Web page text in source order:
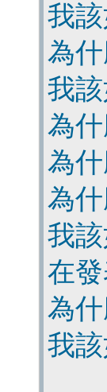
我
為
我
為
為
為
我
在
為
我